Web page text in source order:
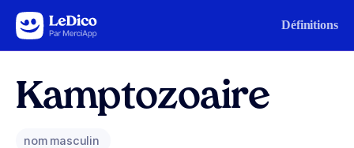
Aller au contenu Définitions
Kamptozoaire
nom masculin